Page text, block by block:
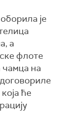
је
а
флоте
чамца на
ће